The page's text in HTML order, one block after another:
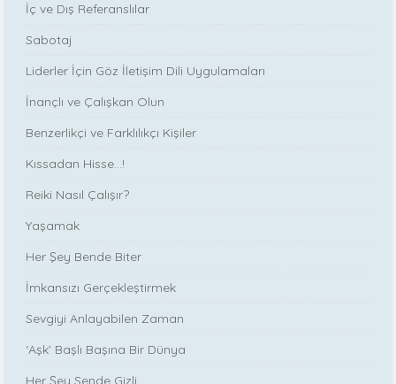
İç ve Dış Referanslılar
Sabotaj
Liderler İçin Göz İletişim Dili Uygulamaları
İnançlı ve Çalışkan Olun
Benzerlikçi ve Farklılıkçı Kişiler
Kıssadan Hisse…!
Reiki Nasıl Çalışır?
Yaşamak
Her Şey Bende Biter
İmkansızı Gerçekleştirmek
Sevgiyi Anlayabilen Zaman
‘Aşk’ Başlı Başına Bir Dünya
Her Şey Sende Gizli